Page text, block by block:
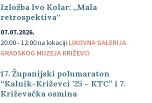
Izložba Ivo Kolar: „Mala
retrospektiva“
07.07.2026.
20:00 - 12:00na lokaciji LIKOVNA GALERIJA
GRADSKOG MUZEJA KRIŽEVCI
17. Županijski polumaraton
“Kalnik-Križevci ’25 – KTC” i 7.
Križevačka osmina